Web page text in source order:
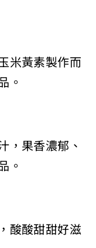
米黃素製作而
果香濃郁、
酸酸甜甜好滋